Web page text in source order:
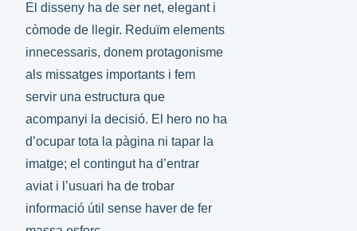
El disseny ha de ser net, elegant i
còmode de llegir. Reduïm elements
innecessaris, donem protagonisme
als missatges importants i fem
servir una estructura que
acompanyi la decisió. El hero no ha
d’ocupar tota la pàgina ni tapar la
imatge; el contingut ha d’entrar
aviat i l’usuari ha de trobar
informació útil sense haver de fer